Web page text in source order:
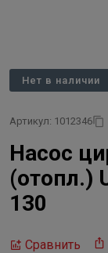
Нет в наличии
Артикул: 1012346
Насос
(отопл.)
130
Сравнить